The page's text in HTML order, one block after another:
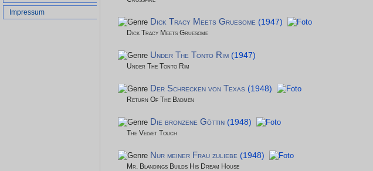
Impressum
Dick Tracy Meets Gruesome (1947)
Dick Tracy Meets Gruesome
Under The Tonto Rim (1947)
Under The Tonto Rim
Der Schrecken von Texas (1948)
Return Of The Badmen
Die bronzene Göttin (1948)
The Velvet Touch
Nur meiner Frau zuliebe (1948)
Mr. Blandings Builds His Dream House